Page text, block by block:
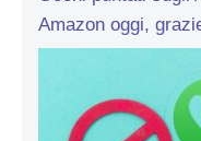
Amazon oggi,